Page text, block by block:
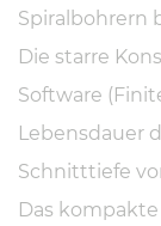
Spiralbohrern
Die starre
Software
Lebensdauer
Schnitttiefe
Das